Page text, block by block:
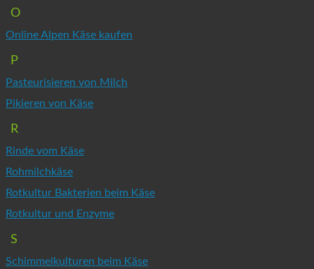
O
Online Alpen Käse kaufen
P
Pasteurisieren von Milch
Pikieren von Käse
R
Rinde vom Käse
Rohmilchkäse
Rotkultur Bakterien beim Käse
Rotkultur und Enzyme
S
Schimmelkulturen beim Käse